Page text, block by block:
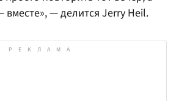
— делится Jerry Heil.